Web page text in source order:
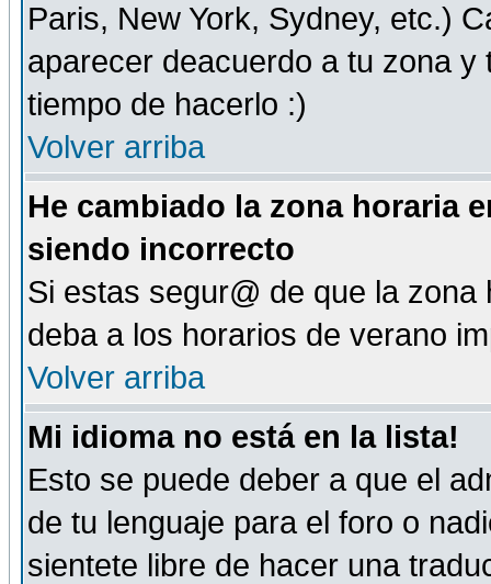
Paris, New York, Sydney, etc.)
aparecer deacuerdo a tu zona
tiempo de hacerlo :)
Volver arriba
He cambiado la zona horaria
siendo incorrecto
Si estas segur@ de que la
deba a los horarios de verano
Volver arriba
Mi idioma no está en la lista!
Esto se puede deber a que el
de tu lenguaje para el foro o
sientete libre de hacer una